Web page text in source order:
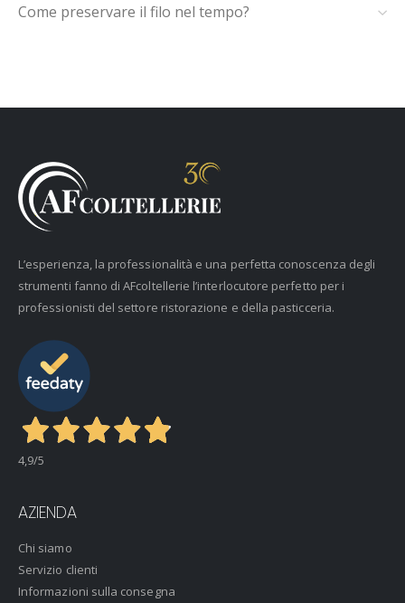
Come preservare il filo nel tempo?
L’esperienza, la professionalità e una perfetta conoscenza degli
strumenti fanno di AFcoltellerie l’interlocutore perfetto per i
professionisti del settore ristorazione e della pasticceria.
4,9/5
AZIENDA
Chi siamo
Servizio clienti
Informazioni sulla consegna